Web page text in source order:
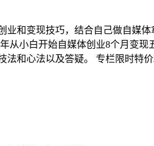
业和变现技巧，结合自己做自媒
从小白开始自媒体创业8个月变现
法和心法以及答疑。 专栏限时特